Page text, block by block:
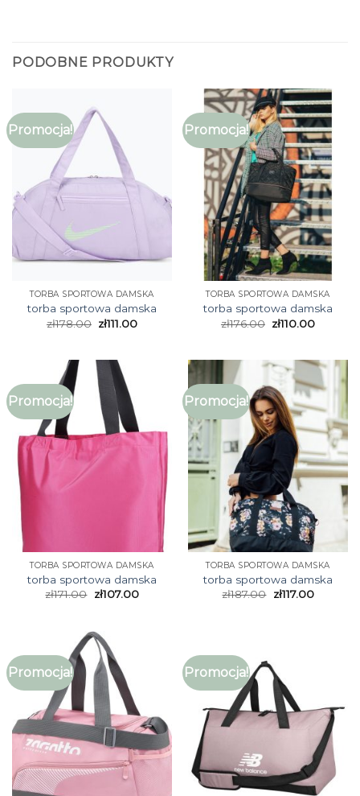
PODOBNE PRODUKTY
Promocja!
TORBA SPORTOWA DAMSKA
torba sportowa damska
zł178.00 zł111.00
Promocja!
TORBA SPORTOWA DAMSKA
torba sportowa damska
zł176.00 zł110.00
Promocja!
TORBA SPORTOWA DAMSKA
torba sportowa damska
zł171.00 zł107.00
Promocja!
TORBA SPORTOWA DAMSKA
torba sportowa damska
zł187.00 zł117.00
Promocja! Promocja!